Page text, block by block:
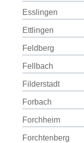
Esslingen
Ettlingen
Feldberg
Fellbach
Filderstadt
Forbach
Forchheim
Forchtenberg